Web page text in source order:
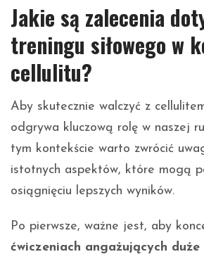
Jakie są zalecenia
treningu siłowego w
cellulitu?
Aby skutecznie walczyć z
odgrywa kluczową rolę w naszej
tym kontekście warto zwrócić
istotnych aspektów, które mogą
osiągnięciu lepszych wyników.
Po pierwsze, ważne jest, aby
ćwiczeniach angażujących